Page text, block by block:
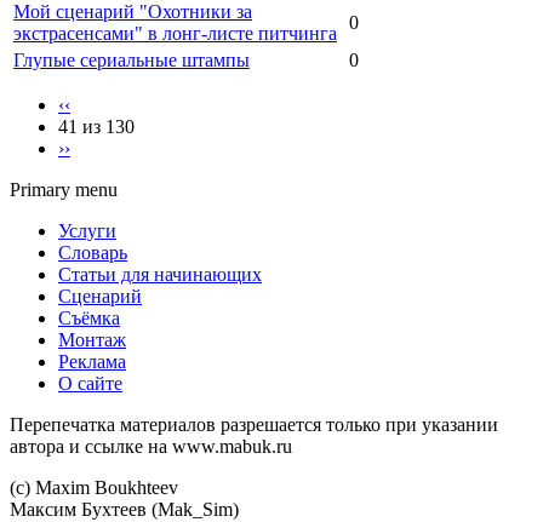
Мой сценарий "Охотники за
экстрасенсами" в лонг-листе питчинга
0
Глупые сериальные штампы
0
‹‹
41 из 130
››
Primary menu
Услуги
Словарь
Статьи для начинающих
Сценарий
Съёмка
Монтаж
Реклама
О сайте
Перепечатка материалов разрешается только при указании
автора и ссылке на www.mabuk.ru
(c) Maхim Boukhteev
Максим Бухтеев (Mak_Sim)